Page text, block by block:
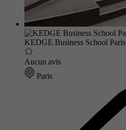
KEDGE Business School Paris
Aucun avis
Paris